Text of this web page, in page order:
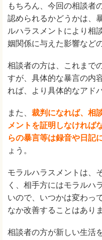
もちろん、今回の相談者
認められるかどうかは、
ルハラスメントにより相
姻関係に与えた影響など
相談者の方は、これまで
すが、具体的な暴言の内
れば、より具体的なアド
また、 裁判になれば、相
メントを証明しなければ
らの暴言等は録音や日記
ょう。
モラルハラスメントは、
く、相手方にはモラルハ
いので、いつかは変わっ
なか改善することはあり
相談者の方が新しい生活